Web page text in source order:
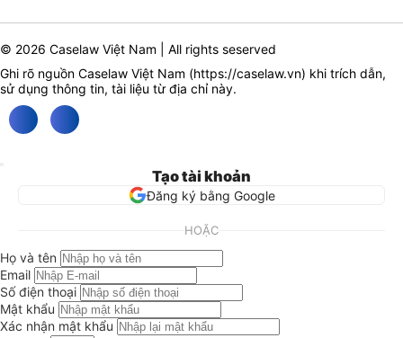
© 2026 Caselaw Việt Nam | All rights seserved
Ghi rõ nguồn Caselaw Việt Nam (https://caselaw.vn) khi trích dẫn,
sử dụng thông tin, tài liệu từ địa chỉ này.
Tạo tài khoản
Đăng ký bằng Google
HOẶC
Họ và tên
Email
Số điện thoại
Mật khẩu
Xác nhận mật khẩu